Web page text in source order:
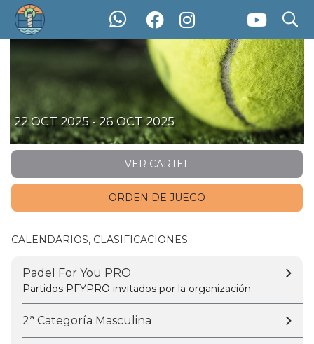
search
Padel For You 2025 - Coruña #6
22 OCT 2025 - 26 OCT 2025
VER CARTEL
ORDEN DE JUEGO
CALENDARIOS, CLASIFICACIONES...
Padel For You PRO
Partidos PFYPRO invitados por la organización.
2ª Categoría Masculina